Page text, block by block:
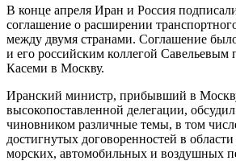
В конце апреля Иран и Россия
соглашение о расширении
между двумя странами. Соглашение
и его российским коллегой Савельевым
Касеми в Москву.
Иранский министр, прибывший в
высокопоставленной делегации,
чиновником различные темы, в том
достигнутых договоренностей в
морских, автомобильных и воздушных